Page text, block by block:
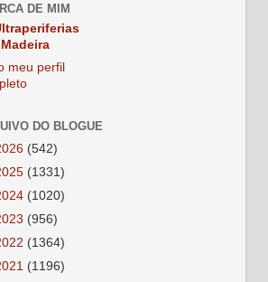
DE MIM
meu perfil
DO BLOGUE
(542)
(1331)
(1020)
(956)
(1364)
(1196)